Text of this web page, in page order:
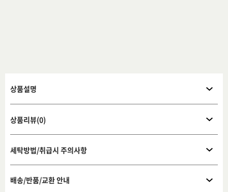
상품설명
상품리뷰(0)
세탁방법/취급시 주의사항
배송/반품/교환 안내